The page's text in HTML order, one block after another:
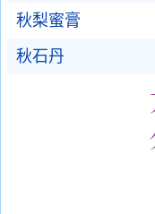
秋梨蜜膏
秋石丹